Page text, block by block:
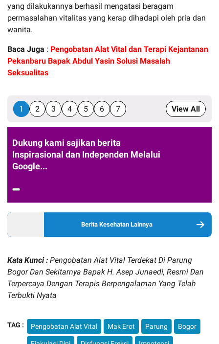
yang dilakukannya berhasil mengatasi beragam
permasalahan vitalitas yang kerap dihadapi oleh pria dan
wanita.
Baca Juga : Pengobatan Alat Vital dan Terapi Kejantanan
Pekanbaru Bapak Abdul Yasin Solusi Masalah
Seksualitas
1 2 3 4 5 6 7 View All
Dukung kami sajikan berita
Inspirasional dan Independen Melalui
Google...
Berita Kesehatan Lainnya
Kata Kunci : Pengobatan Alat Vital Terdekat Di Parung
Bogor Dan Sekitarnya Bapak H. Asep Junaedi, Resmi Dan
Terpercaya Dengan Terapis Berpengalaman Yang Telah
Terbukti Nyata
TAG : Pengobatan Alat Vital Mak Erot Parung Bogor